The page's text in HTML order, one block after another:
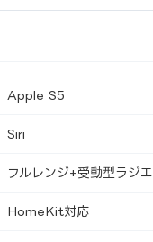
Apple S5
Siri
フルレンジ+受動型ラジ
HomeKit対応